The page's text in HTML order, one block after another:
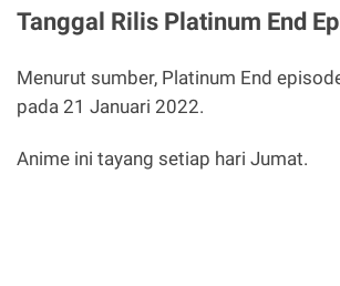
Tanggal Rilis Platinum End
Menurut sumber, Platinum End
pada 21 Januari 2022.
Anime ini tayang setiap hari Jumat.